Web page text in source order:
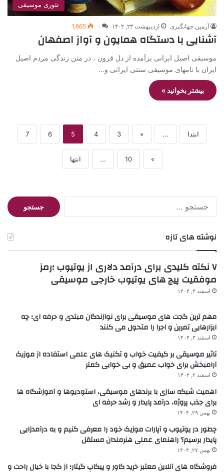
تئوری موسیقی
آرمین جهانگیری اردیبهشت ۲۳, ۱۴۰۲ ۰ 1,665
آشنایی با دستگاه همایون و آواز اصفهان
موسیقی اصیل ایرانی برآمده از دل قرون ، در متن زندگی مردم اصیل
ایران با نامهای موسیقی سنتی ایرانی و…
بیشتر بخوانید »
ابتدا ...
«
3
4
5
6
7
»
10
... انتها
جستجو
برای:
نوشته های تازه
۷ نکته کلیدی برای درآمد دلاری از یوتیوب ؛رمز
موفقیت پیج های یوتیوب خارجی موسیقی
اسفند ۴, ۱۴۰۴
مهم ترین گجت های موسیقی برای نوازندگان مبتدی و حرفه ای؛ چه
ابزارهایی تمرین و اجرا را متحول می کنند
اسفند ۳, ۱۴۰۴
تاثیر موسیقی بر کیفیت خواب و تکنیک های علمی استفاده از موزیک
آرامبخش برای خواب عمیق و بی خوابی کمتر
اسفند ۲, ۱۴۰۴
اهمیت شبکه سازی با برندهای موسیقی، استودیوها و آموزشگاه ها
برای جذب پروژه، درآمد پایدار و رشد حرفه ای
بهمن ۲۹, ۱۴۰۴
چطور در یوتیوب و آپارات موزیک خود را معرفی کنیم و به درآمدزایی
پایدار برسیم؟ راهنمای عملی هنرمندان مستقل
بهمن ۲۷, ۱۴۰۴
فروشگاه های آنلاین معتبر خرید کاور و پیکاپ گیتار؛ از کجا با خیال راحت و